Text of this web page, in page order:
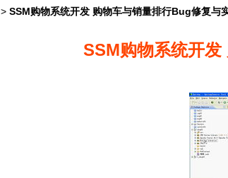
> SSM购物系统开发 购物车与销量排行Bug修复与
SSM购物系统开